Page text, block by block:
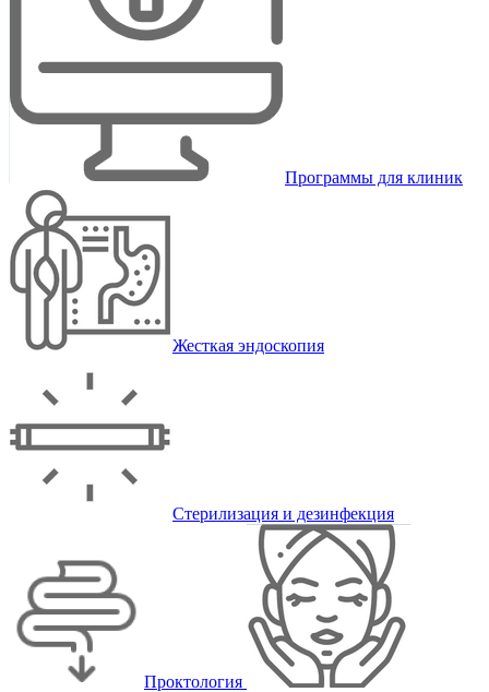
Программы для клиник
Жесткая эндоскопия
Стерилизация и дезинфекция
Проктология